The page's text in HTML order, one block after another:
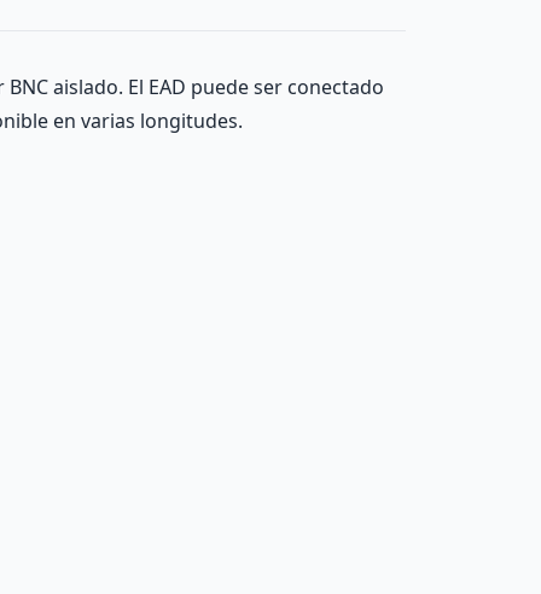
aislado. El EAD puede ser conectado
en varias longitudes.